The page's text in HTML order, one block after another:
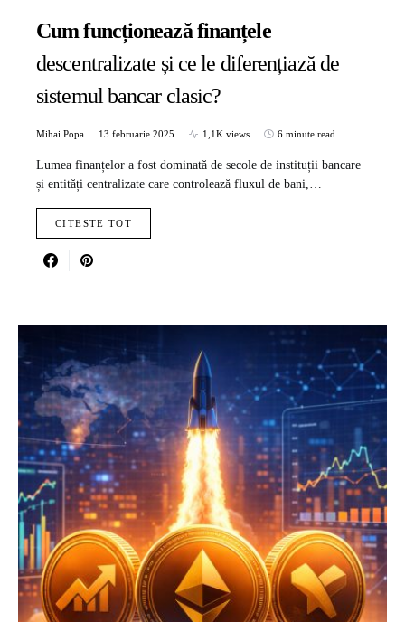
Cum funcționează finanțele
descentralizate și ce le diferențiază de
sistemul bancar clasic?
Mihai Popa 13 februarie 2025 1,1K views 6 minute read
Lumea finanțelor a fost dominată de secole de instituții bancare
și entități centralizate care controlează fluxul de bani,…
CITESTE TOT